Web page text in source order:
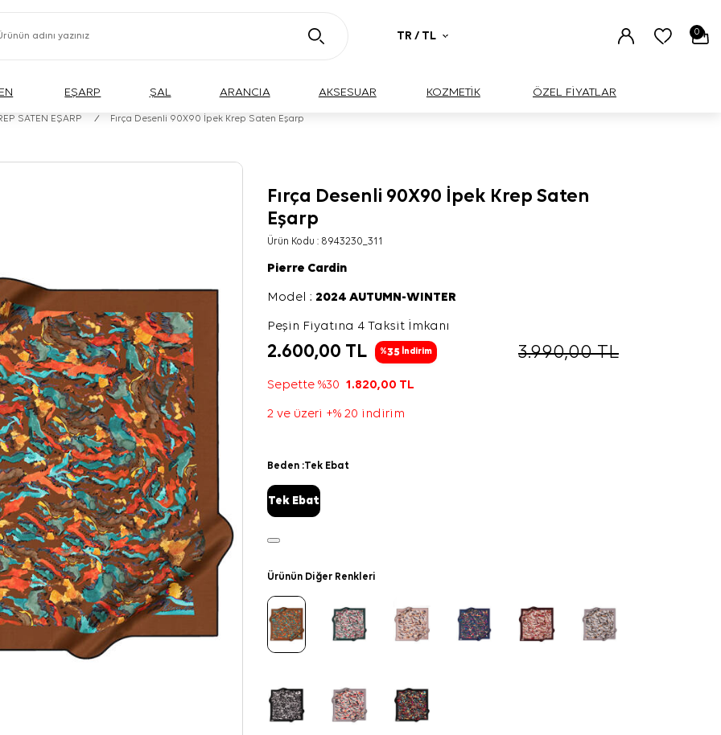
TR / TL 0
EŞARP ŞAL ARANCIA AKSESUAR KOZMETİK ÖZEL FİYATLAR
SATEN EŞARP / Fırça Desenli 90X90 İpek Krep Saten Eşarp
Fırça Desenli 90X90 İpek Krep Saten
Eşarp
Ürün Kodu : 8943230_311
Pierre Cardin
Model :2024 AUTUMN-WINTER
Peşin Fiyatına 4 Taksit İmkanı
2.600,00 TL %35 İndirim 3.990,00TL
Sepette %301.820,00 TL
2 ve üzeri +% 20 indirim
Beden :Tek Ebat
Tek Ebat
Ürünün Diğer Renkleri